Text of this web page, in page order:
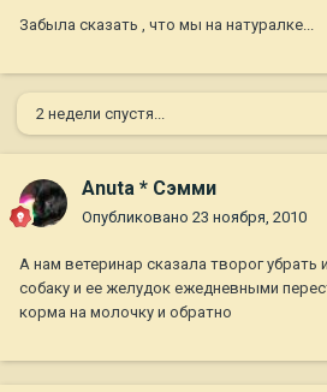
Забыла сказать , что мы на натуралке...
2 недели спустя...
Anuta * Сэмми
Опубликовано 23 ноября, 2010
А нам ветеринар сказала творог убрать
собаку и ее желудок ежедневными
корма на молочку и обратно